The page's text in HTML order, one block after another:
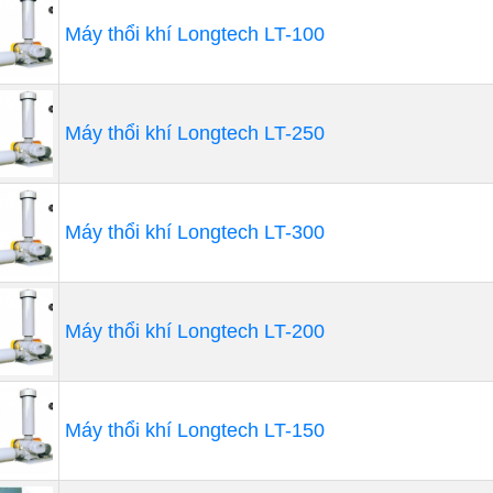
tế, có ba chiến lược phần cứng và điều khiển cho
Đầu tiên là các điều khiển chỉ bảo vệ trong đó về cơ
Máy thổi khí Longtech LT-100
Máy thổi khí Longtech LT-250
Máy thổi khí Longtech LT-300
Máy thổi khí Longtech LT-200
Máy thổi khí Longtech LT-150